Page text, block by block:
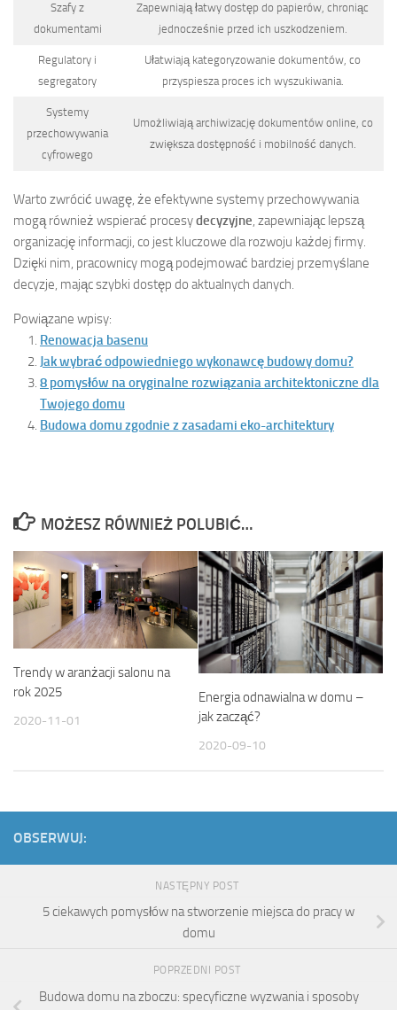
Szafy z
dokumentami
Zapewniają łatwy dostęp do papierów, chroniąc
jednocześnie przed ich uszkodzeniem.
Regulatory i
segregatory
Ułatwiają kategoryzowanie dokumentów, co
przyspiesza proces ich wyszukiwania.
Systemy
przechowywania
cyfrowego
Umożliwiają archiwizację dokumentów online, co
zwiększa dostępność i mobilność danych.
Warto zwrócić uwagę, że efektywne systemy przechowywania
mogą również wspierać procesydecyzyjne, zapewniając lepszą
organizację informacji, co jest kluczowe dla rozwoju każdej firmy.
Dzięki nim, pracownicy mogą podejmować bardziej przemyślane
decyzje, mając szybki dostęp do aktualnych danych.
Powiązane wpisy:
Renowacja basenu
Jak wybrać odpowiedniego wykonawcę budowy domu?
8 pomysłów na oryginalne rozwiązania architektoniczne dla
Twojego domu
Budowa domu zgodnie z zasadami eko-architektury
MOŻESZ RÓWNIEŻ POLUBIĆ…
Trendy w aranżacji salonu na
rok 2025
2020-11-01
Energia odnawialna w domu –
jak zacząć?
2020-09-10
OBSERWUJ:
NASTĘPNY POST
5 ciekawych pomysłów na stworzenie miejsca do pracy w
domu
POPRZEDNI POST
Budowa domu na zboczu: specyficzne wyzwania i sposoby